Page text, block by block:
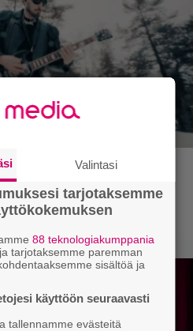
Pohjolalle –
kinoksia
Valintasi
tarjotaksemme
88 teknologiakumppania
tarjotaksemme paremman
sisältöä ja
käyttöön seuraavasti
tallennamme evästeitä